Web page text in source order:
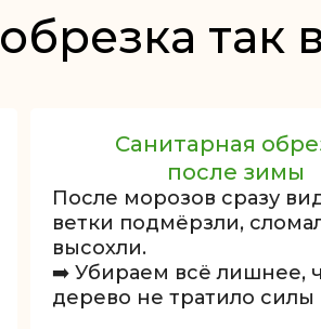
Санитарная
после зимы
После морозов сразу
ветки подмёрзли,
высохли.
➡️ Убираем всё лишнее,
дерево не тратило силы
обрезка так